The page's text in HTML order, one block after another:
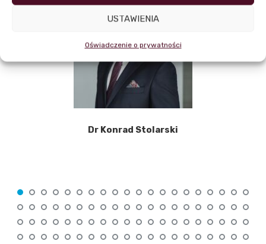
USTAWIENIA
Oświadczenie o prywatności
Dr Konrad Stolarski